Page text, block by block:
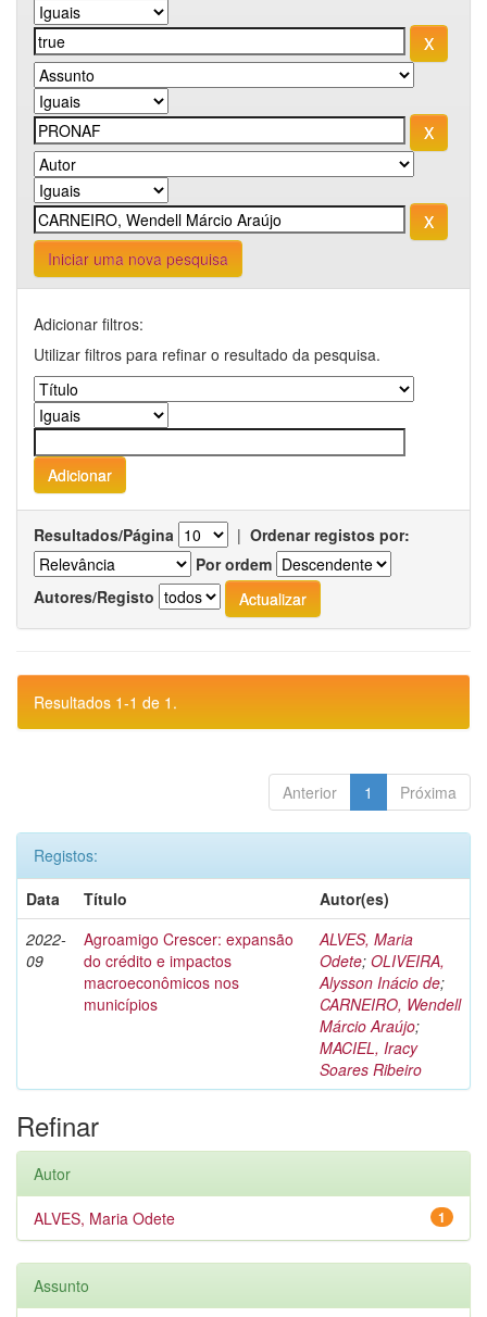
Iniciar uma nova pesquisa
Adicionar filtros:
Utilizar filtros para refinar o resultado da pesquisa.
Resultados/Página | Ordenar registos por:
Por ordem
Autores/Registo
Resultados 1-1 de 1.
Anterior 1 Próxima
Registos:
Data
Título
Autor(es)
2022-
09
Agroamigo Crescer: expansão
do crédito e impactos
macroeconômicos nos
municípios
ALVES, Maria
Odete; OLIVEIRA,
Alysson Inácio de;
CARNEIRO, Wendell
Márcio Araújo;
MACIEL, Iracy
Soares Ribeiro
Refinar
Autor
1
ALVES, Maria Odete
Assunto